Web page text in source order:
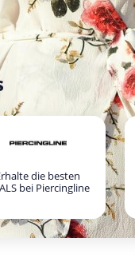
die besten
bei Piercingline